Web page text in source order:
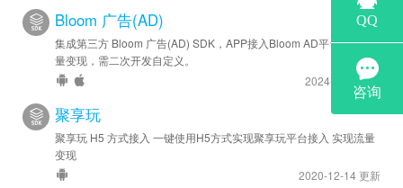
2022-11-23
安卓新增 - 新增接入穿山甲GroMore聚合广告，目前支持穿山
甲、优量汇、百度聚合广告。
Bloom 广告(AD)
集成第三方 Bloom 广告(AD) SDK，APP接入Bloom AD平台实现流
量变现，需二次开发自定义。
2024-6-28 更新
聚享玩
聚享玩 H5 方式接入 一键使用H5方式实现聚享玩平台接入 实现流量
变现
2020-12-14 更新